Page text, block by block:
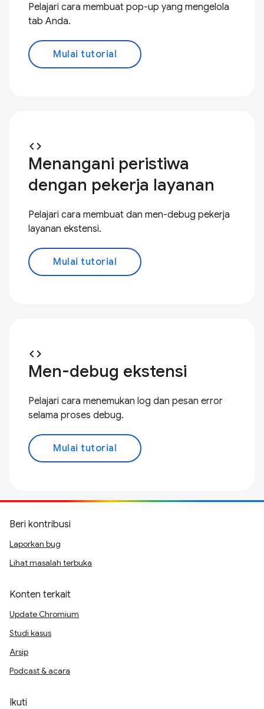
Pelajari cara membuat pop-up yang mengelola
tab Anda.
Mulai tutorial
code
Menangani peristiwa
dengan pekerja layanan
Pelajari cara membuat dan men-debug pekerja
layanan ekstensi.
Mulai tutorial
code
Men-debug ekstensi
Pelajari cara menemukan log dan pesan error
selama proses debug.
Mulai tutorial
Beri kontribusi
Laporkan bug
Lihat masalah terbuka
Konten terkait
Update Chromium
Studi kasus
Arsip
Podcast & acara
Ikuti